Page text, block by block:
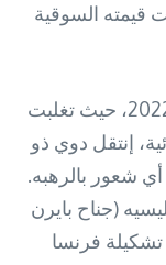
إرتفعت قيمته السوقية
منذ تتويجه ببطولة أوروبا تحت 17 عامًا 2022، حيث تغلبت
النهائية، إنتقل دوي ذو
أي شعور بالرهبه.
(جناح بايرن
فرنسا